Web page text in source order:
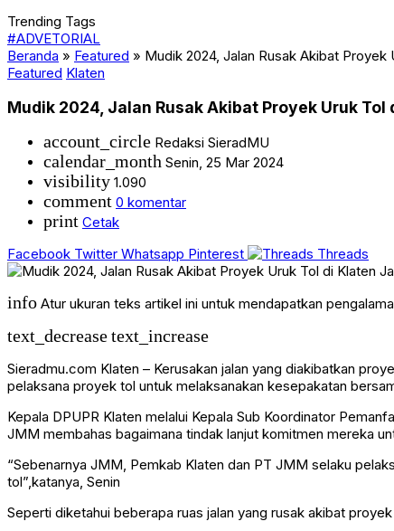
Trending Tags
#ADVETORIAL
Beranda » Featured » Mudik 2024, Jalan Rusak Akibat
Featured Klaten
Mudik 2024, Jalan Rusak Akibat Proyek Uruk
account_circle Redaksi SieradMU
calendar_month Senin, 25 Mar 2024
visibility 1.090
comment 0 komentar
print Cetak
Facebook Twitter Whatsapp Pinterest Threads
info Atur ukuran teks artikel ini untuk mendapatkan
text_decreasetext_increase
Sieradmu.com Klaten – Kerusakan jalan yang diakibatkan
pelaksana proyek tol untuk melaksanakan kesepakatan
Kepala DPUPR Klaten melalui Kepala Sub Koordinator
JMM membahas bagaimana tindak lanjut komitmen mereka
“Sebenarnya JMM, Pemkab Klaten dan PT JMM selaku
tol”,katanya, Senin
Seperti diketahui beberapa ruas jalan yang rusak akibat